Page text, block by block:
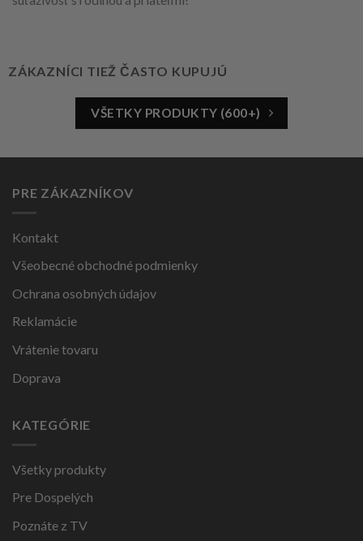
ZÁKAZNÍCI TIEŽ ČASTO KUPUJÚ
VŠETKY PRODUKTY (600+)
PRE ZÁKAZNÍKOV
Kontakt
Všeobecné obchodné podmienky
Ochrana osobných údajov
Reklamácie
Vrátenie tovaru
Doprava
KATEGÓRIE
Všetky produkty
Pre Dospelých
Poznáte z TV